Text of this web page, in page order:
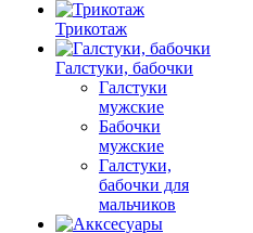
Трикотаж
Галстуки, бабочки
Галстуки
мужские
Бабочки
мужские
Галстуки,
бабочки для
мальчиков